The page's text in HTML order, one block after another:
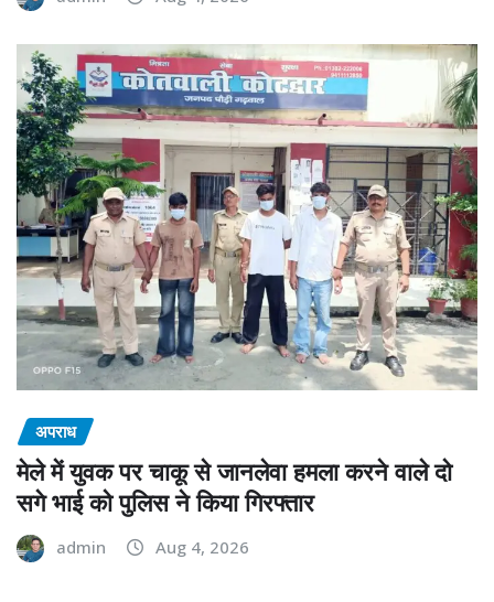
अपराध
मेले में युवक पर चाकू से जानलेवा हमला करने वाले दो
सगे भाई को पुलिस ने किया गिरफ्तार
admin Aug 4, 2026